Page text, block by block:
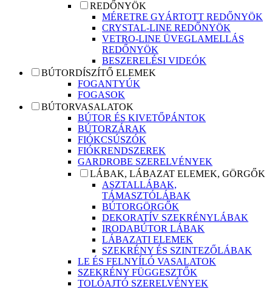
REDŐNYÖK
MÉRETRE GYÁRTOTT REDŐNYÖK
CRYSTAL-LINE REDŐNYÖK
VETRO-LINE ÜVEGLAMELLÁS
REDŐNYÖK
BESZERELÉSI VIDEÓK
BÚTORDÍSZÍTŐ ELEMEK
FOGANTYÚK
FOGASOK
BÚTORVASALATOK
BÚTOR ÉS KIVETŐPÁNTOK
BÚTORZÁRAK
FIÓKCSÚSZÓK
FIÓKRENDSZEREK
GARDROBE SZERELVÉNYEK
LÁBAK, LÁBAZAT ELEMEK, GÖRGŐK
ASZTALLÁBAK,
TÁMASZTÓLÁBAK
BÚTORGÖRGŐK
DEKORATÍV SZEKRÉNYLÁBAK
IRODABÚTOR LÁBAK
LÁBAZATI ELEMEK
SZEKRÉNY ÉS SZINTEZŐLÁBAK
LE ÉS FELNYÍLÓ VASALATOK
SZEKRÉNY FÜGGESZTŐK
TOLÓAJTÓ SZERELVÉNYEK